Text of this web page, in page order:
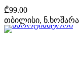
₾99.00
თბილისი,